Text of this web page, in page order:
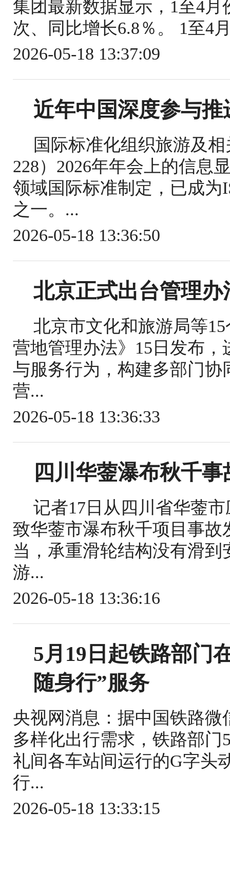
集团最新数据显示，1至4月
次、同比增长6.8％。 1至4
2026-05-18 13:37:09
近年中国深度参与
国际标准化组织旅游及
228）2026年年会上的信息
领域国际标准制定，已成为
之一。...
2026-05-18 13:36:50
北京正式出台管理
北京市文化和旅游局等
营地管理办法》15日发布
与服务行为，构建多部门
营...
2026-05-18 13:36:33
四川华蓥瀑布秋千
记者17日从四川省华蓥
致华蓥市瀑布秋千项目事
当，承重滑轮结构没有滑
游...
2026-05-18 13:36:16
5月19日起铁路部门
随身行”服务
央视网消息：据中国铁路
多样化出行需求，铁路部门
礼间各车站间运行的G字头
行...
2026-05-18 13:33:15